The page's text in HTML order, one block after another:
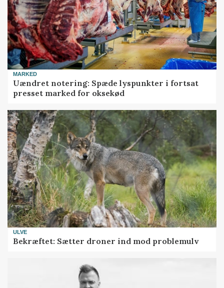
MARKED
Uændret notering: Spæde lyspunkter i fortsat
presset marked for oksekød
ULVE
Bekræftet: Sætter droner ind mod problemulv